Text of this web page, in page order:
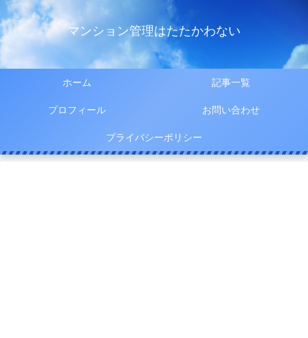
マンション管理はたたかわない
ホーム 記事一覧
プロフィール お問い合わせ
プライバシーポリシー